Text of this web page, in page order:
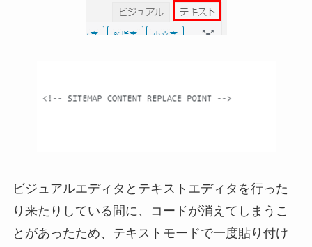
ビジュアルエディタとテキストエディタを行った
り来たりしている間に、コードが消えてしまうこ
とがあったため、テキストモードで一度貼り付け